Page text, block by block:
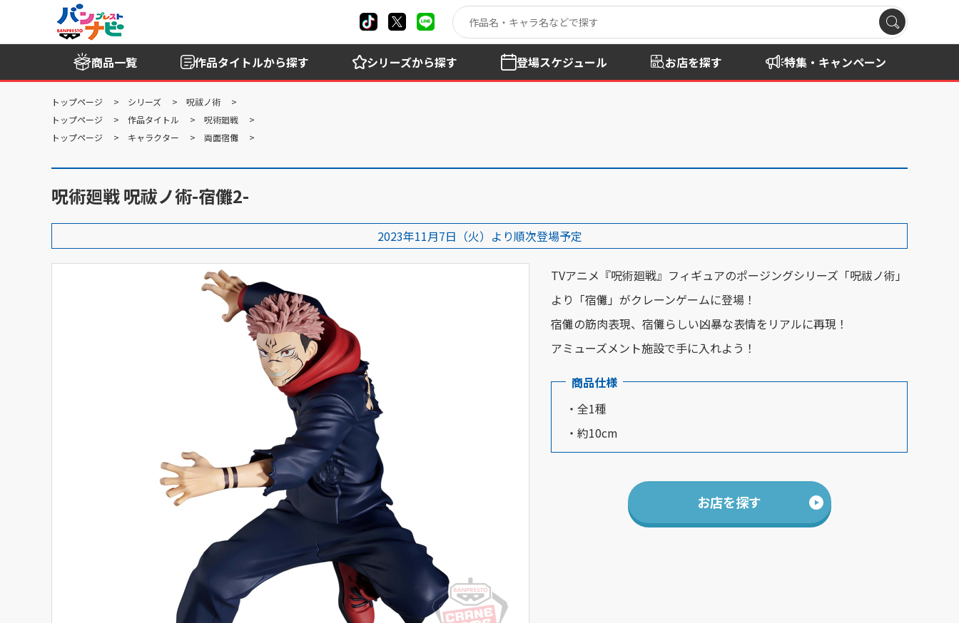
商品一覧 作品タイトルから探す シリーズから探す 登場スケジュール お店を探す 特集・キャンペーン
トップページ シリーズ
呪祓ノ術
トップページ
作品タイトル
呪術廻戦
トップページ
キャラクター 両面宿儺
呪術廻戦 呪祓ノ術-宿儺2-
2023年11月7日（火）より順次登場予定
TVアニメ『呪術廻戦』フィギュアのポージングシリーズ「呪祓ノ術」
より「宿儺」がクレーンゲームに登場！
宿儺の筋肉表現、宿儺らしい凶暴な表情をリアルに再現！
アミューズメント施設で手に入れよう！
商品仕様
・全1種
・約10cm
お店を探す